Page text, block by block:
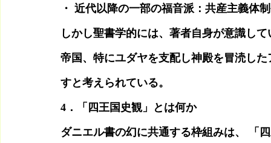
・ 近代以降の一部の福音派：共産主義体
しかし聖書学的には、著者自身が意識し
帝国、特にユダヤを支配し神殿を冒涜し
すと考えられている。
4．「四王国史観」とは何か
ダニエル書の幻に共通する枠組みは、 「